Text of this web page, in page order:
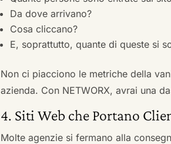
Da dove arrivano?
Cosa cliccano?
E, soprattutto, quante di queste si
Non ci piacciono le metriche della
azienda. Con NETWORX, avrai una
4. Siti Web che Portano
Molte agenzie si fermano alla